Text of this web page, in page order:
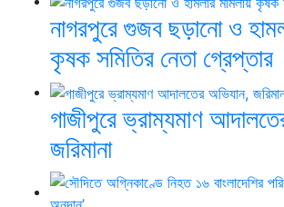
নাগরপুরে গুজব ছড়ানো ও
কৃষক সমিতির নেতা গ্রেপ্তার
গাজীপুরে ভ্রাম্যমাণ
জরিমানা